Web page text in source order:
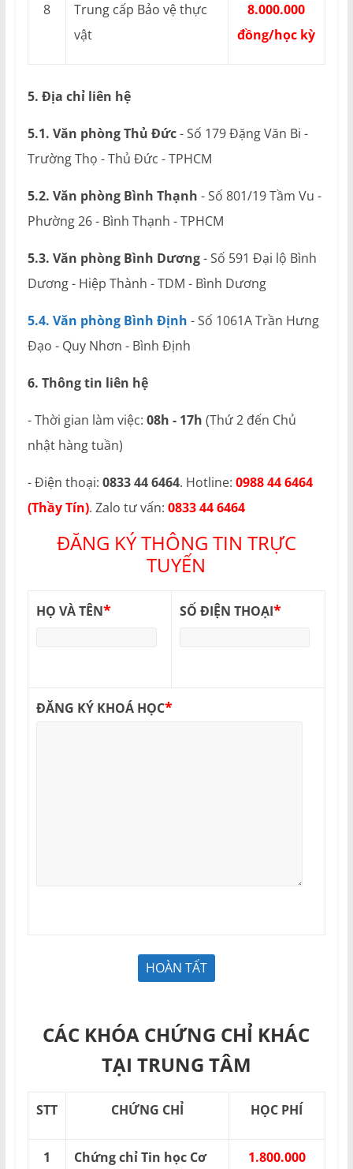
8
Trung cấp Bảo vệ thực
vật
8.000.000
đồng/học kỳ
5. Địa chỉ liên hệ
5.1. Văn phòng Thủ Đức- Số 179 Đặng Văn Bi -
Trường Thọ - Thủ Đức - TPHCM
5.2. Văn phòng Bình Thạnh - Số 801/19 Tầm Vu -
Phường 26 - Bình Thạnh - TPHCM
5.3. Văn phòng Bình Dương- Số 591 Đại lộ Bình
Dương - Hiệp Thành - TDM - Bình Dương
5.4. Văn phòng Bình Định - Số 1061A Trần Hưng
Đạo - Quy Nhơn - Bình Định
6. Thông tin liên hệ
- Thời gian làm việc: 08h - 17h (Thứ 2 đến Chủ
nhật hàng tuần)
- Điện thoại: 0833 44 6464. Hotline: 0988 44 6464
(Thầy Tín). Zalo tư vấn: 0833 44 6464
ĐĂNG KÝ THÔNG TIN TRỰC
TUYẾN
HỌ VÀ TÊN* SỐ ĐIỆN THOẠI*
ĐĂNG KÝ KHOÁ HỌC*
CÁC KHÓA CHỨNG CHỈ KHÁC
TẠI TRUNG TÂM
STT CHỨNG CHỈ HỌC PHÍ
1 Chứng chỉ Tin học Cơ 1.800.000